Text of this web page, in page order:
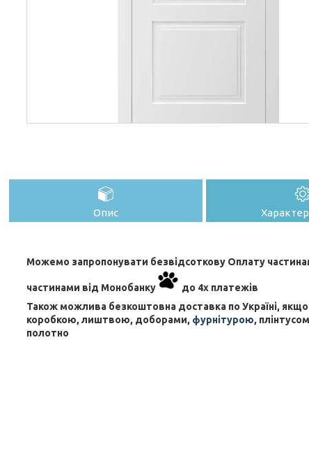
Опис
Можемо запропонувати безвідсоткову Оплату
частинами від Монобанку
до 4х платежів
Також можлива безкоштовна доставка по Україні,
коробкою, лиштвою, доборами, фурнітурою,
полотно